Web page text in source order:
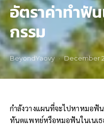
อัตราค่าทำฟั
กรรม
BeyondYaovy December
กำลังวางแผนที่จะไปหาหมอฟัน
ทันตแพทย์หรือหมอฟันในเนเธ